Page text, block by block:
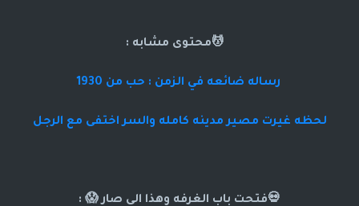
💆محتوى مشابه :
رساله ضائعه في الزمن : حب من 1930
لحظه غيرت مصير مدينه كامله والسر اختفى مع الرجل
💀فتحت باب الغرفه وهذا الي صار 😱 :